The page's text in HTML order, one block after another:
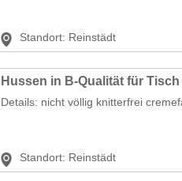
Standort: Reinstädt
Hussen in B-Qualität für
Details: nicht völlig knitterfrei
Standort: Reinstädt